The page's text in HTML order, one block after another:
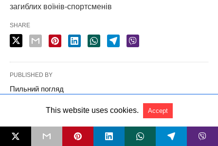
загиблих воїнів-спортсменів
SHARE
PUBLISHED BY
Пильний погляд
інтерв'ю Леся Василинюк Проєкт "Обличчя освіти"
This website uses cookies. Accept